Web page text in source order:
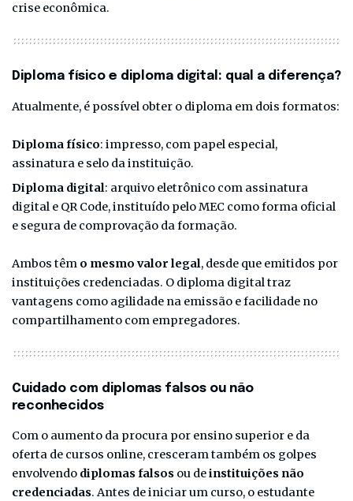
crise econômica.
Diploma físico e diploma digital: qual a diferença?
Atualmente, é possível obter o diploma em dois formatos:
Diploma físico: impresso, com papel especial,
assinatura e selo da instituição.
Diploma digital: arquivo eletrônico com assinatura
digital e QR Code, instituído pelo MEC como forma oficial
e segura de comprovação da formação.
Ambos têm o mesmo valor legal, desde que emitidos por
instituições credenciadas. O diploma digital traz
vantagens como agilidade na emissão e facilidade no
compartilhamento com empregadores.
Cuidado com diplomas falsos ou não
reconhecidos
Com o aumento da procura por ensino superior e da
oferta de cursos online, cresceram também os golpes
envolvendo diplomas falsos ou deinstituições não
credenciadas. Antes de iniciar um curso, o estudante